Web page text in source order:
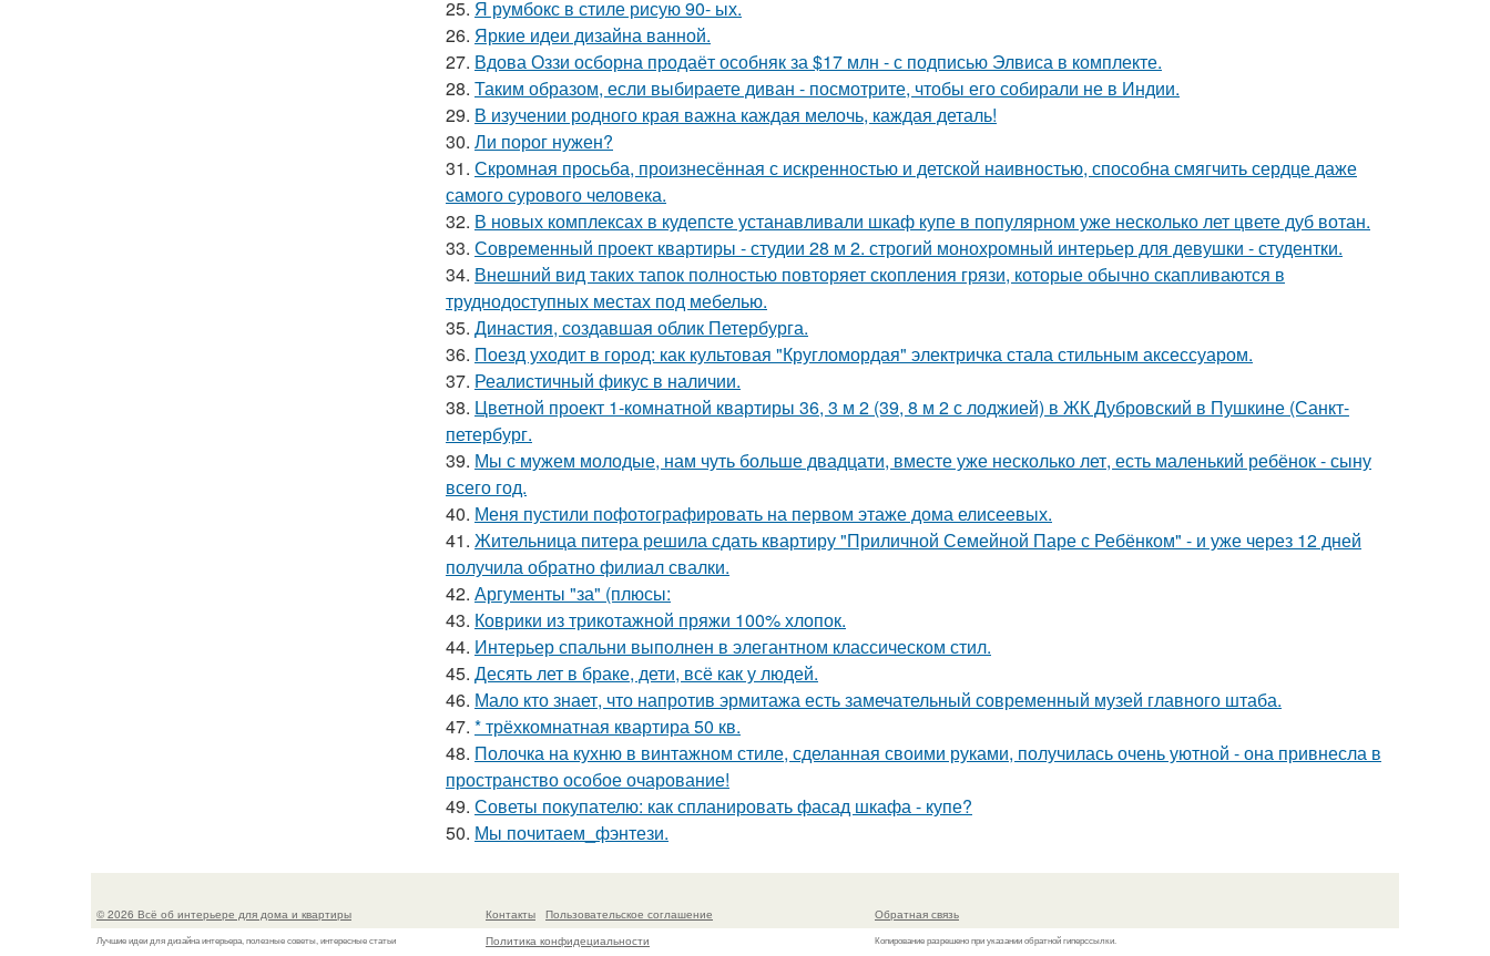
25. Я румбокс в стиле рисую 90- ых.
26. Яркие идеи дизайна ванной.
27. Вдова Оззи осборна продаёт особняк за $17 млн - с подписью Элвиса в комплекте.
28. Таким образом, если выбираете диван - посмотрите, чтобы его собирали не в Индии.
29. В изучении родного края важна каждая мелочь, каждая деталь!
30. Ли порог нужен?
31. Скромная просьба, произнесённая с искренностью и детской наивностью, способна смягчить сердце даже
самого сурового человека.
32. В новых комплексах в кудепсте устанавливали шкаф купе в популярном уже несколько лет цвете дуб вотан.
33. Современный проект квартиры - студии 28 м 2. строгий монохромный интерьер для девушки - студентки.
34. Внешний вид таких тапок полностью повторяет скопления грязи, которые обычно скапливаются в
труднодоступных местах под мебелью.
35. Династия, создавшая облик Петербурга.
36. Поезд уходит в город: как культовая "Кругломордая" электричка стала стильным аксессуаром.
37. Реалистичный фикус в наличии.
38. Цветной проект 1-комнатной квартиры 36, 3 м 2 (39, 8 м 2 с лоджией) в ЖК Дубровский в Пушкине (Санкт-
петербург.
39. Мы с мужем молодые, нам чуть больше двадцати, вместе уже несколько лет, есть маленький ребёнок - сыну
всего год.
40. Меня пустили пофотографировать на первом этаже дома елисеевых.
41. Жительница питера решила сдать квартиру "Приличной Семейной Паре с Ребёнком" - и уже через 12 дней
получила обратно филиал свалки.
42. Аргументы "за" (плюсы:
43. Коврики из трикотажной пряжи 100% хлопок.
44. Интерьер спальни выполнен в элегантном классическом стил.
45. Десять лет в браке, дети, всё как у людей.
46. Мало кто знает, что напротив эрмитажа есть замечательный современный музей главного штаба.
47. * трёхкомнатная квартира 50 кв.
48. Полочка на кухню в винтажном стиле, сделанная своими руками, получилась очень уютной - она привнесла в
пространство особое очарование!
49. Советы покупателю: как спланировать фасад шкафа - купе?
50. Мы почитаем_фэнтези.
© 2026 Всё об интерьере для дома и квартиры
Лучшие идеи для дизайна интерьера, полезные советы, интересные статьи
Контакты
Пользовательское соглашение
Политика конфидециальности
Обратная связь
Копирование разрешено при указании обратной гиперссылки.